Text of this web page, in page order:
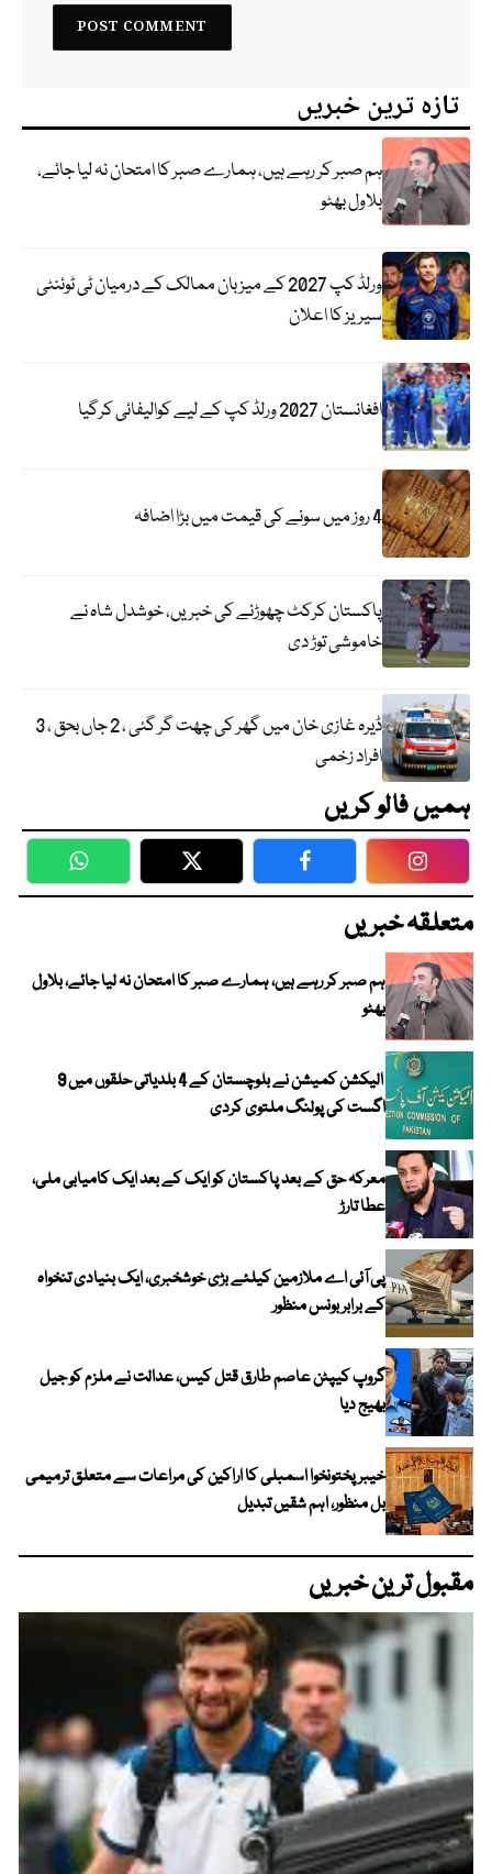
تازہ ترین خبریں
ہم صبر کر رہے ہیں، ہمارے صبر کا امتحان نہ لیا جائے،
بلاول بھٹو
ورلڈ کپ 2027 کے میزبان ممالک کے درمیان ٹی ٹوئنٹی
سیریز کا اعلان
افغانستان 2027 ورلڈ کپ کے لیے کوالیفائی کرگیا
4 روز میں سونے کی قیمت میں بڑا اضافہ
پاکستان کرکٹ چھوڑنے کی خبریں، خوشدل شاہ نے
خاموشی توڑ دی
ڈیرہ غازی خان میں گھر کی چھت گر گئی ، 2 جاں بحق ، 3
افراد زخمی
ہمیں فالو کریں
WhatsApp Twitter Facebook
متعلقہ خبریں
ہم صبر کر رہے ہیں، ہمارے صبر کا امتحان نہ لیا جائے، بلاول
بھٹو
الیکشن کمیشن نے بلوچستان کے 4 بلدیاتی حلقوں میں 9
اگست کی پولنگ ملتوی کردی
معرکہ حق کے بعد پاکستان کو ایک کے بعد ایک کامیابی ملی،
عطا تارڑ
پی آئی اے ملازمین کیلئے بڑی خوشخبری، ایک بنیادی تنخواہ
کے برابر بونس منظور
گروپ کیپٹن عاصم طارق قتل کیس، عدالت نے ملزم کو جیل
بھیج دیا
خیبرپختونخوا اسمبلی کا اراکین کی مراعات سے متعلق ترمیمی
بل منظور، اہم شقیں تبدیل
مقبول ترین خبریں